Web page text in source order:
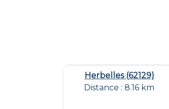
Herbelles (62129)
Distance : 8.16 km